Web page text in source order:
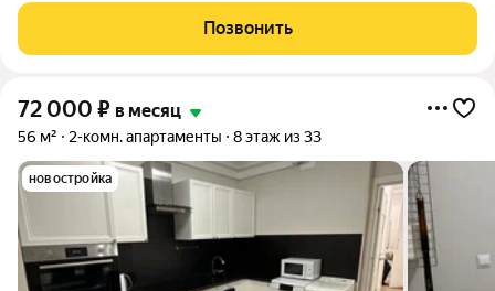
Все окна во двор, деревья высокие, море зелени в окнах, поют
дрозды, зимой
Позвонить
72 000 ₽ в месяц
56 м² 2-комн. апартаменты 8 этаж из 33
новостройка